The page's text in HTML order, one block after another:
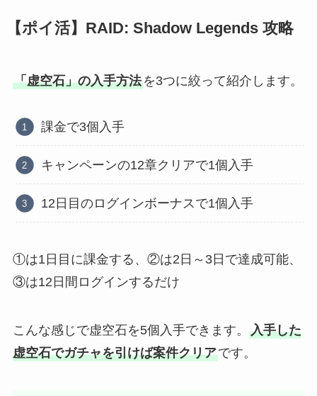
【ポイ活】RAID: Shadow Legends 攻略
「虚空石」の入手方法を3つに絞って紹介します。
課金で3個入手
キャンペーンの12章クリアで1個入手
12日目のログインボーナスで1個入手
①は1日目に課金する、②は2日～3日で達成可能、
③は12日間ログインするだけ
こんな感じで虚空石を5個入手できます。 入手した
虚空石でガチャを引けば案件クリアです。